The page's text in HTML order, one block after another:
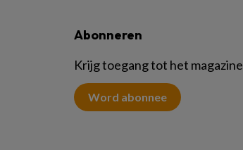
Abonneren
Krijg toegang tot het magazine
Word abonnee